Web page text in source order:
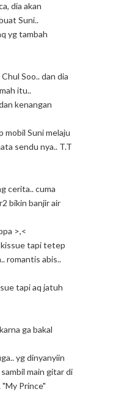
dia akan
Suni..
yg tambah
Soo.. dan dia
itu..
kenangan
mobil Suni melaju
sendu nya.. T.T
cerita.. cuma
bikin banjir air
>,<
kissue tapi tetep
romantis abis..
tapi aq jatuh
ga bakal
yg dinyanyiin
main gitar di
"My Prince"